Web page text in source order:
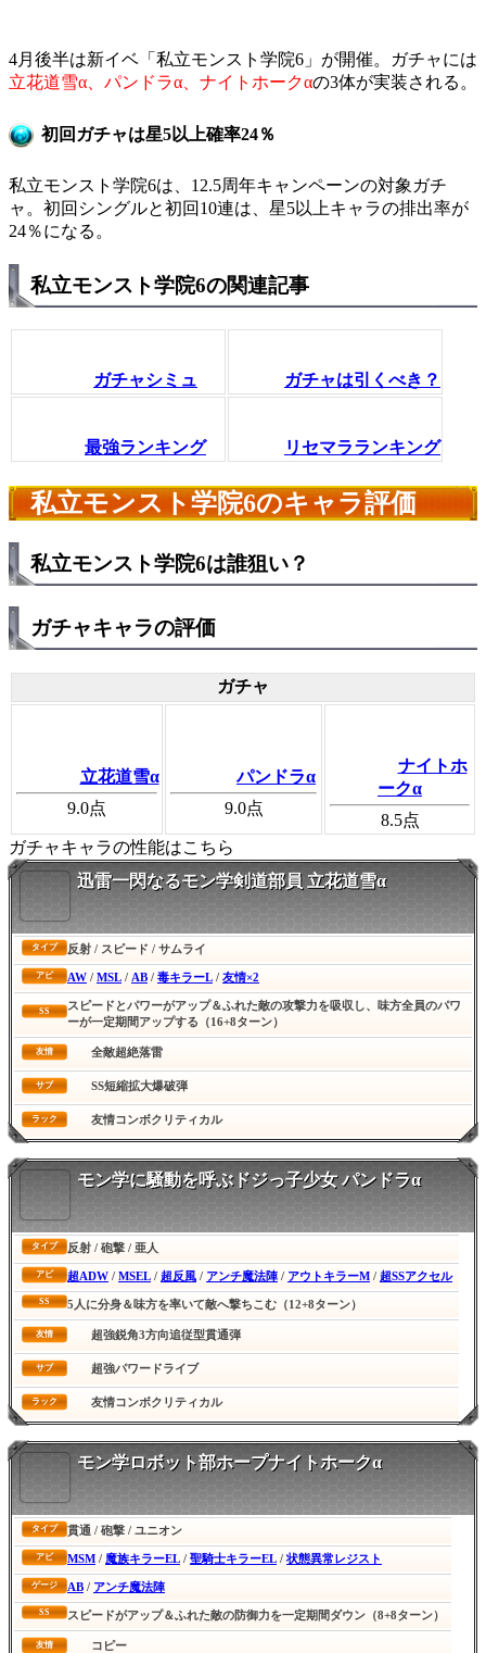
4月後半は新イベ「私立モンスト学院6」が開催。ガチャには
立花道雪α、パンドラα、ナイトホークαの3体が実装される。
初回ガチャは星5以上確率24％
私立モンスト学院6は、12.5周年キャンペーンの対象ガチ
ャ。初回シングルと初回10連は、星5以上キャラの排出率が
24％になる。
私立モンスト学院6の関連記事
ガチャシミュ ガチャは引くべき？
最強ランキング リセマラランキング
私立モンスト学院6のキャラ評価
私立モンスト学院6は誰狙い？
ガチャキャラの評価
ガチャ
立花道雪α
9.0点
パンドラα
9.0点
ナイトホ
ークα
8.5点
ガチャキャラの性能はこちら
迅雷一閃なるモン学剣道部員 立花道雪α
タイプ 反射 / スピード / サムライ
アビ AW / MSL / AB / 毒キラーL / 友情×2
SS
スピードとパワーがアップ＆ふれた敵の攻撃力を吸収し、味方全員のパワ
ーが一定期間アップする（16+8ターン）
友情 全敵超絶落雷
サブ SS短縮拡大爆破弾
ラック 友情コンボクリティカル
モン学に騒動を呼ぶドジっ子少女 パンドラα
タイプ 反射 / 砲撃 / 亜人
アビ 超ADW / MSEL / 超反風 / アンチ魔法陣 / アウトキラーM / 超SSアクセル
SS 5人に分身＆味方を率いて敵へ撃ちこむ（12+8ターン）
友情 超強鋭角3方向追従型貫通弾
サブ 超強パワードライブ
ラック 友情コンボクリティカル
モン学ロボット部ホープナイトホークα
タイプ 貫通 / 砲撃 / ユニオン
アビ MSM / 魔族キラーEL / 聖騎士キラーEL /状態異常レジスト
ゲージ AB / アンチ魔法陣
SS スピードがアップ＆ふれた敵の防御力を一定期間ダウン（8+8ターン）
友情 コピー